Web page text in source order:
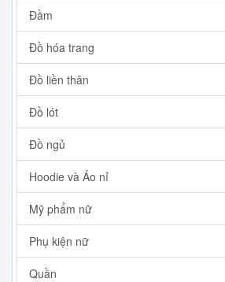
Đầm
Đồ hóa trang
Đồ liền thân
Đồ lót
Đồ ngủ
Hoodie và Áo nỉ
Mỹ phẩm nữ
Phụ kiện nữ
Quần